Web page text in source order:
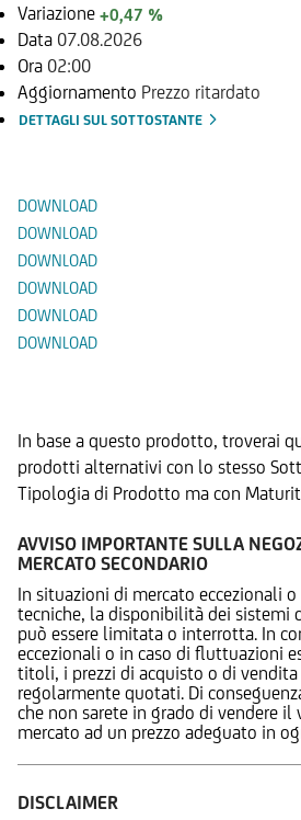
Variazione +0,47 %
Data 07.08.2026
Ora 02:00
Aggiornamento Prezzo ritardato
DETTAGLI SUL SOTTOSTANTE
DOWNLOAD
DOWNLOAD
DOWNLOAD
DOWNLOAD
DOWNLOAD
DOWNLOAD
In base a questo prodotto, troverai
prodotti alternativi con lo stesso
Tipologia di Prodotto ma con
AVVISO IMPORTANTE SULLA
MERCATO SECONDARIO
In situazioni di mercato eccezionali
tecniche, la disponibilità dei sistemi
può essere limitata o interrotta. In
eccezionali o in caso di fluttuazioni
titoli, i prezzi di acquisto o di
regolarmente quotati. Di
che non sarete in grado di vendere
mercato ad un prezzo adeguato in
DISCLAIMER